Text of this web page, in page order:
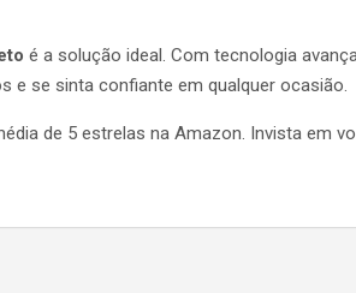
é a solução ideal. Com tecnologia
e se sinta confiante em qualquer ocasião.
de 5 estrelas na Amazon. Invista em